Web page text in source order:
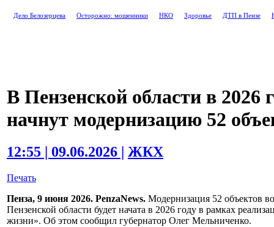
Дело Белозерцева Осторожно: мошенники НКО Здоровье ДТП в Пензе
В Пензенской области в 2026
начнут модернизацию 52
12:55 | 09.06.2026 | ЖКХ
Печать
Пенза, 9 июня 2026. PenzaNews. Модернизация 52 объектов
Пензенской области будет начата в 2026 году в рамках
жизни». Об этом сообщил губернатор Олег Мельниченко.